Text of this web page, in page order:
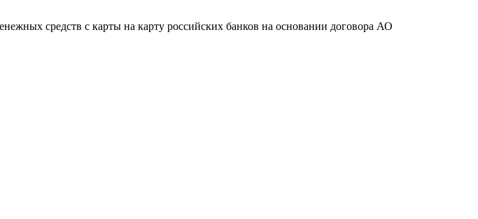
средств с карты на карту российских банков на основании договора АО